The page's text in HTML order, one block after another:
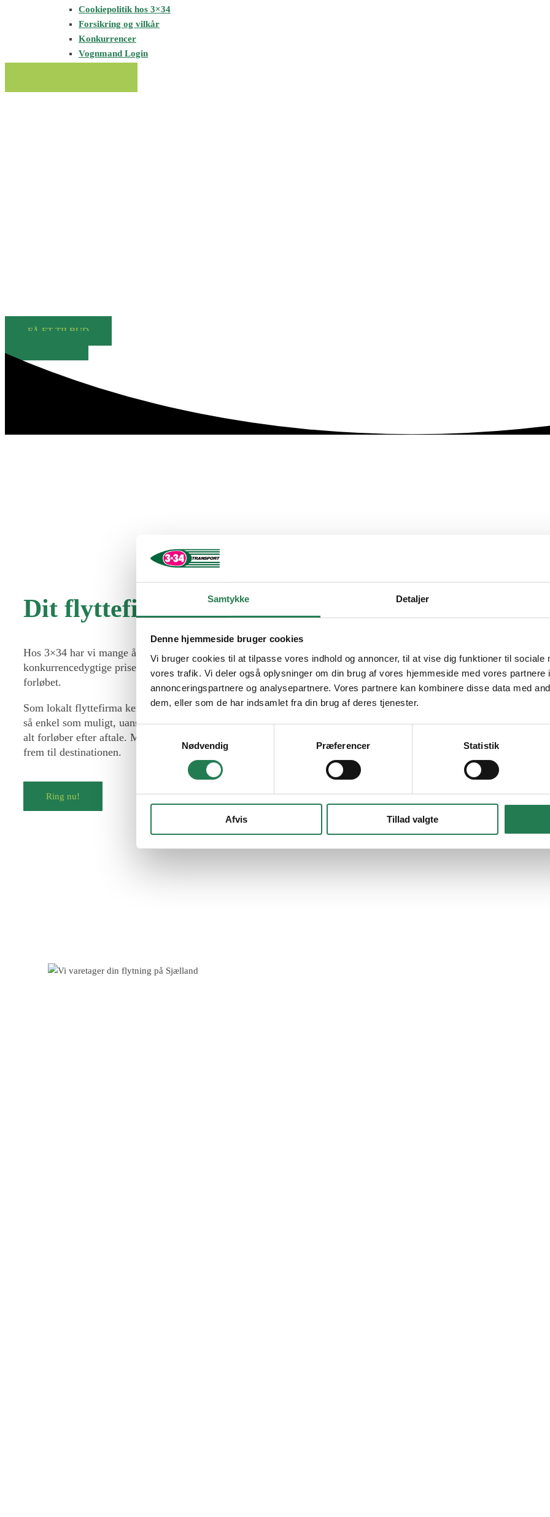
Samtykke Detaljer
Denne hjemmeside bruger cookies
Vi bruger cookies til at tilpasse vores indhold og annoncer, til at vise dig funktioner til sociale
vores trafik. Vi deler også oplysninger om din brug af vores hjemmeside med vores partnere
annonceringspartnere og analysepartnere. Vores partnere kan kombinere disse data med
dem, eller som de har indsamlet fra din brug af deres tjenester.
Nødvendig
Præferencer Statistik
Afvis Tillad valgte
Cookiepolitik hos 3×34
Forsikring og vilkår
Konkurrencer
Vognmand Login
FÅ ET TILBUD
Dit flyttefirma i Karlslunde med fokus på
Hos 3×34 har vi mange års erfaring med at hjælpe kunder i hele området, og vi er stolte af at være et flyttefirma i
konkurrencedygtige priser. Vi ved, at en flytning ofte markerer begyndelsen på et nyt kapitel, og derfor gør vi vores
forløbet.
Som lokalt flyttefirma kender vi området godt og hjælper dagligt kunder i Karlslunde,Greve
så enkel som muligt, uanset om du flytter fra en lejlighed, et rækkehus eller en større villa. Vi tager os tid til at
alt forløber efter aftale. Med vores professionelle tilgang får du en samarbejdspartner, der tager ansvar for opgaven
frem til destinationen.
Ring nu!